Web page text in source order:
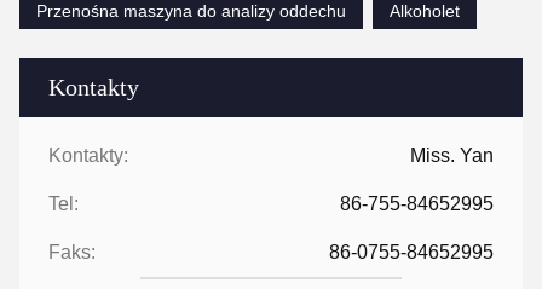
Kontakty
Kontakty: Miss. Yan
Tel: 86-755-84652995
Faks: 86-0755-84652995
Przenośna maszyna do analizy oddechu Alkoholet